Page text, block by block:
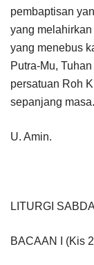
pembaptisan
yang
yang menebus
Putra-Mu,
persatuan Roh
sepanjang masa.
U. Amin.
LITURGI SABDA
BACAAN I (Kis